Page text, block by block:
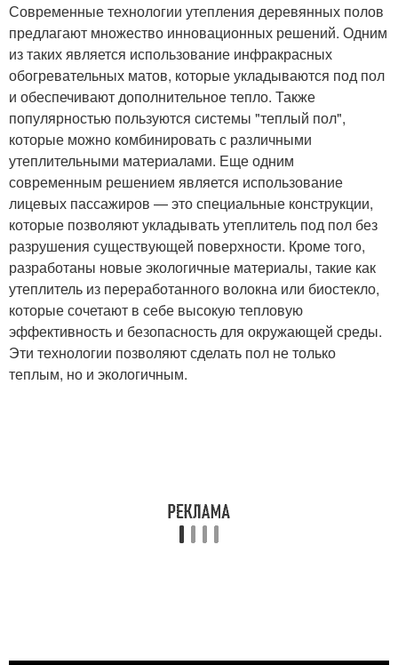
Современные технологии утепления деревянных полов
предлагают множество инновационных решений. Одним
из таких является использование инфракрасных
обогревательных матов, которые укладываются под пол
и обеспечивают дополнительное тепло. Также
популярностью пользуются системы "теплый пол",
которые можно комбинировать с различными
утеплительными материалами. Еще одним
современным решением является использование
лицевых пассажиров — это специальные конструкции,
которые позволяют укладывать утеплитель под пол без
разрушения существующей поверхности. Кроме того,
разработаны новые экологичные материалы, такие как
утеплитель из переработанного волокна или биостекло,
которые сочетают в себе высокую тепловую
эффективность и безопасность для окружающей среды.
Эти технологии позволяют сделать пол не только
теплым, но и экологичным.